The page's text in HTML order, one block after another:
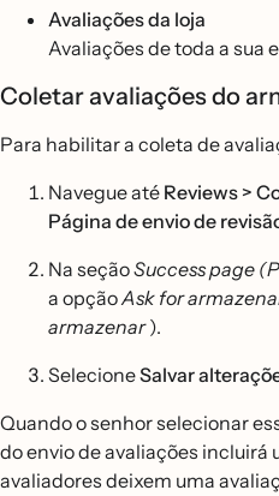
Avaliações da loja
Avaliações de toda a sua
Coletar avaliações do
Para habilitar a coleta de
Navegue até Reviews >
Página de envio de
Na seçãoSuccess page
a opçãoAsk for
armazenar).
SelecioneSalvar
Quando o senhor selecionar
do envio de avaliações incluirá
avaliadores deixem uma